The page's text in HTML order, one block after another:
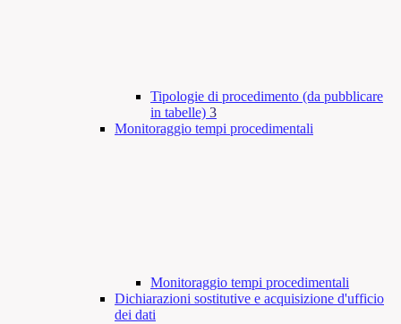
Tipologie di procedimento (da pubblicare
in tabelle) 3
Monitoraggio tempi procedimentali
Monitoraggio tempi procedimentali
Dichiarazioni sostitutive e acquisizione d'ufficio
dei dati